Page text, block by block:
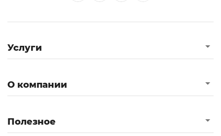
Услуги
О компании
Полезное